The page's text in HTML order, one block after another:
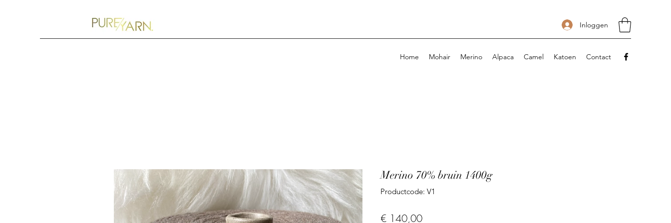
Inloggen
Home Mohair Merino Alpaca Camel Katoen Contact
Merino 70% bruin 1400g
Productcode: V1
€ 140,00Prijs